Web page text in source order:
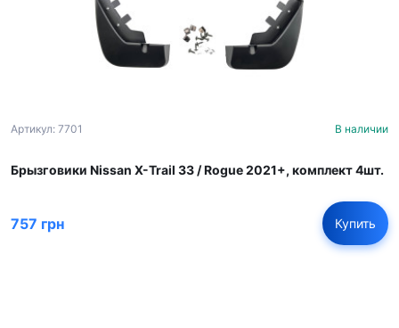
Артикул: 7701 В наличии
Брызговики Nissan X-Trail 33 / Rogue 2021+, комплект 4шт.
757 грн Купить